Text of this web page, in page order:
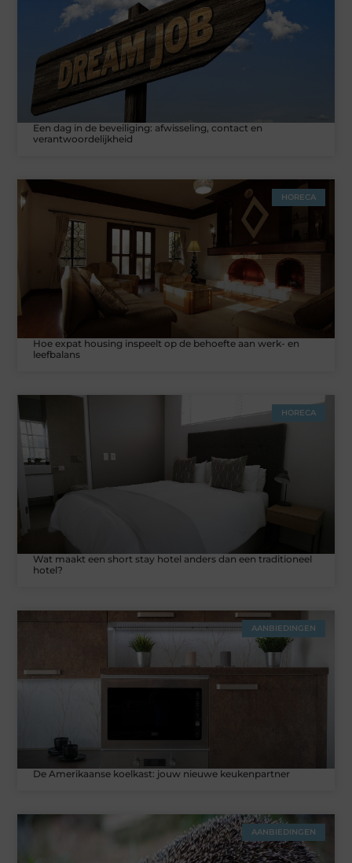
Een dag in de beveiliging: afwisseling, contact en
verantwoordelijkheid
HORECA
Hoe expat housing inspeelt op de behoefte aan werk- en
leefbalans
HORECA
Wat maakt een short stay hotel anders dan een traditioneel
hotel?
AANBIEDINGEN
De Amerikaanse koelkast: jouw nieuwe keukenpartner
AANBIEDINGEN